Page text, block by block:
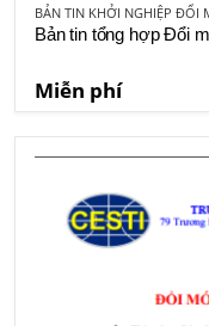
BẢN TIN KHỞI NGHIỆP ĐỔI
Bản tin tổng hợp Đổi
Miễn phí